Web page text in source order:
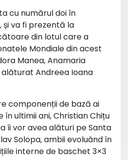
cu numărul doi în
va fi prezentă la
din lotul care a
Mondiale din acest
Manea, Anamaria
Andreea Ioana
componenții de bază ai
ultimii ani, Christian Chițu
îi vor avea alături pe Santa
Solopa, ambii evoluând în
interne de baschet 3×3